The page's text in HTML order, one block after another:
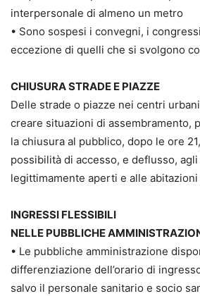
interpersonale di almeno un metro
• Sono sospesi i convegni, i
eccezione di quelli che si svolgono
CHIUSURA STRADE E PIAZZE
Delle strade o piazze nei centri
creare situazioni di assembramento,
la chiusura al pubblico, dopo le ore
possibilità di accesso, e deflusso,
legittimamente aperti e alle
INGRESSI FLESSIBILI
NELLE PUBBLICHE
• Le pubbliche amministrazione
differenziazione dell’orario di
salvo il personale sanitario e socio